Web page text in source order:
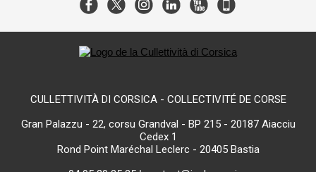
CULLETTIVITÀ DI CORSICA - COLLECTIVITÉ DE CORSE
Gran Palazzu - 22, corsu Grandval - BP 215 - 20187 Aiacciu
Cedex 1
Rond Point Maréchal Leclerc - 20405 Bastia